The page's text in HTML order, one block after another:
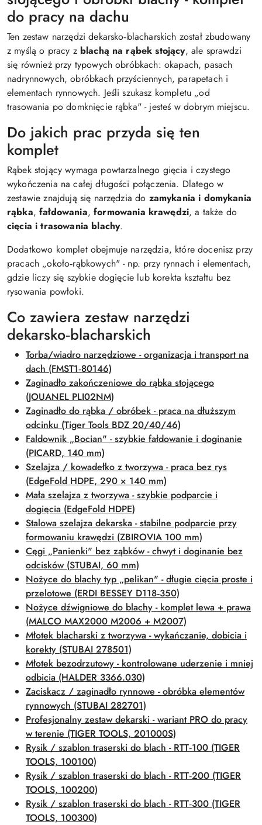
do pracy na dachu
Ten zestaw narzędzi dekarsko‑blacharskich został zbudowany
z myślą o pracy z blachą na rąbek stojący, ale sprawdzi
się również przy typowych obróbkach: okapach, pasach
nadrynnowych, obróbkach przyściennych, parapetach i
elementach rynnowych. Jeśli szukasz kompletu „od
trasowania po domknięcie rąbka" - jesteś w dobrym miejscu.
Do jakich prac przyda się ten
komplet
Rąbek stojący wymaga powtarzalnego gięcia i czystego
wykończenia na całej długości połączenia. Dlatego w
zestawie znajdują się narzędzia do zamykania i domykania
rąbka,fałdowania,formowania krawędzi, a także do
cięcia i trasowania blachy.
Dodatkowo komplet obejmuje narzędzia, które docenisz przy
pracach „około‑rąbkowych" - np. przy rynnach i elementach,
gdzie liczy się szybkie dogięcie lub korekta kształtu bez
rysowania powłoki.
Co zawiera zestaw narzędzi
dekarsko‑blacharskich
Torba/wiadro narzędziowe - organizacja i transport na
dach (FMST1‑80146)
Zaginadło zakończeniowe do rąbka stojącego
(JOUANEL PLI02NM)
Zaginadło do rąbka / obróbek - praca na dłuższym
odcinku (Tiger Tools BDZ 20/40/46)
Faldownik „Bocian" - szybkie fałdowanie i doginanie
(PICARD, 140 mm)
Szelajza / kowadełko z tworzywa - praca bez rys
(EdgeFold HDPE, 290 × 140 mm)
Mała szelajza z tworzywa - szybkie podparcie i
dogięcia (EdgeFold HDPE)
Stalowa szelajza dekarska - stabilne podparcie przy
formowaniu krawędzi (ZBIROVIA 100 mm)
Cęgi „Panienki" bez ząbków - chwyt i doginanie bez
odcisków (STUBAI, 60 mm)
Nożyce do blachy typ „pelikan" - długie cięcia proste i
przelotowe (ERDI BESSEY D118‑350)
Nożyce dźwigniowe do blachy - komplet lewa + prawa
(MALCO MAX2000 M2006 + M2007)
Młotek blacharski z tworzywa - wykańczanie, dobicia i
korekty (STUBAI 278501)
Młotek bezodrzutowy - kontrolowane uderzenie i mniej
odbicia (HALDER 3366.030)
Zaciskacz / zaginadło rynnowe - obróbka elementów
rynnowych (STUBAI 282701)
Profesjonalny zestaw dekarski - wariant PRO do pracy
w terenie (TIGER TOOLS, 201000S)
Rysik / szablon traserski do blach - RTT‑100 (TIGER
TOOLS, 100100)
Rysik / szablon traserski do blach - RTT‑200 (TIGER
TOOLS, 100200)
Rysik / szablon traserski do blach - RTT‑300 (TIGER
TOOLS, 100300)